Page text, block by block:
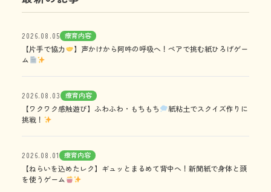
2026.08.05 療育内容
【片手で協力
】声かけから阿吽の呼吸へ！ペアで挑む紙ひろげゲー
ム
2026.08.03 療育内容
【ワクワク感触遊び】ふわふわ・もちもち
紙粘土でスクイズ作りに
挑戦！
2026.08.01 療育内容
【ねらいを込めたレク】ギュッとまるめて背中へ！新聞紙で身体と頭
を使うゲーム